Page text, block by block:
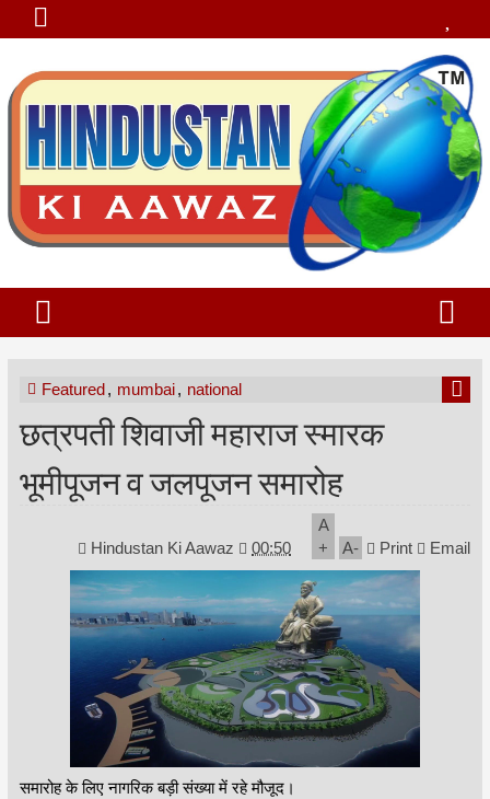
Featured, mumbai, national
छत्रपती शिवाजी महाराज स्मारक
भूमीपूजन व जलपूजन समारोह
Hindustan Ki Aawaz 00:50
A
+
A- Print Email
समारोह के लिए नागरिक बड़ी संख्या में रहे मौजूद।